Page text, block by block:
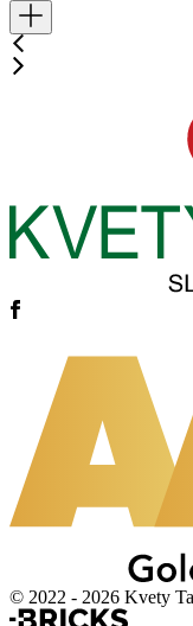
© 2022 - 2026 Kvety